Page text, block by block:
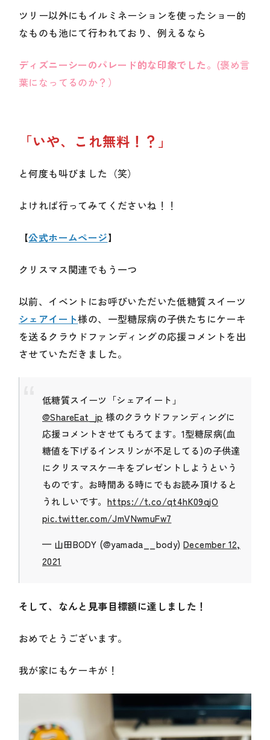
ツリー以外にもイルミネーションを使ったショー的
なものも池にて行われており、例えるなら
ディズニーシーのパレード的な印象でした。 (褒め言
葉になってるのか？）
「いや、これ無料！？ 」
と何度も叫びました（笑）
よければ行ってみてくださいね！！
【公式ホームページ】
クリスマス関連でもう一つ
以前、イベントにお呼びいただいた低糖質スイーツ
シェアイート様の、一型糖尿病の子供たちにケーキ
を送るクラウドファンディングの応援コメントを出
させていただきました。
低糖質スイーツ「シェアイート」
@ShareEat_jp 様のクラウドファンディングに
応援コメントさせてもろてます。1型糖尿病(血
糖値を下げるインスリンが不足してる)の子供達
にクリスマスケーキをプレゼントしようという
ものです。お時間ある時にでもお読み頂けると
うれしいです。 https://t.co/qt4hK09qjO
pic.twitter.com/JmVNwmuFw7
— 山田BODY (@yamada__body) December 12,
2021
そして、なんと見事目標額に達しました！
おめでとうございます。
我が家にもケーキが！